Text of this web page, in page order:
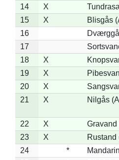
14
X
15
X
Blisgås
16
17
18
X
19
X
20
X
21
X Nilgås
22 X
Gravand
23
X
Rustand
24
*